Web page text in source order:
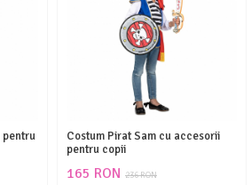
pentru
Costum Pirat Sam cu accesorii
pentru copii
236 RON
165 RON